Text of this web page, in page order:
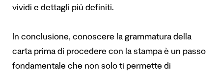
vividi e dettagli più definiti.
In conclusione, conoscere la grammatura della
carta prima di procedere con la stampa è un passo
fondamentale che non solo ti permette di